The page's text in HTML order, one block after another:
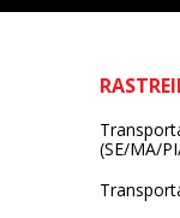
(SE/MA/